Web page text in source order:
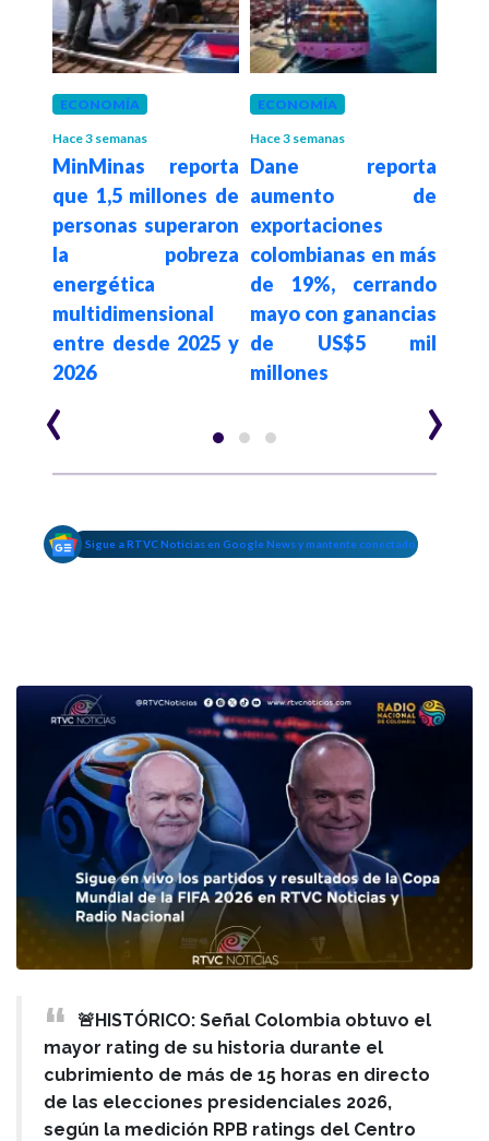
ECONOMÍA
Hace 3 semanas
MinMinas reporta
que 1,5 millones de
personas superaron
la pobreza
energética
multidimensional
entre desde 2025 y
2026
ECONOMÍA
Hace 3 semanas
Dane reporta
aumento de
exportaciones
colombianas en más
de 19%, cerrando
mayo con ganancias
de US$5 mil
millones
‹ ›
Sigue a RTVC Noticias en Google News y mantente conectado
🚨HISTÓRICO: Señal Colombia obtuvo el
mayor rating de su historia durante el
cubrimiento de más de 15 horas en directo
de las elecciones presidenciales 2026,
según la medición RPB ratings del Centro